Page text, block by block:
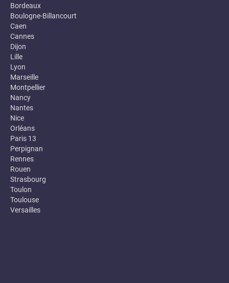
Bordeaux
Boulogne-Billancourt
Caen
Cannes
Dijon
Lille
Lyon
Marseille
Montpellier
Nancy
Nantes
Nice
Orléans
Paris 13
Perpignan
Rennes
Rouen
Strasbourg
Toulon
Toulouse
Versailles